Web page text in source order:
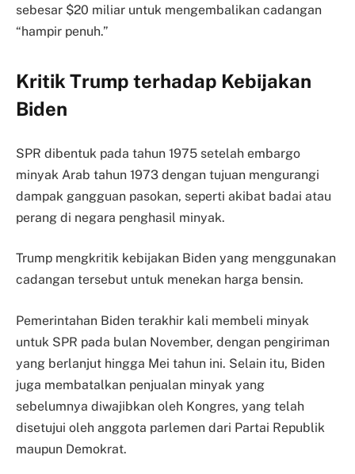
sebesar $20 miliar untuk mengembalikan cadangan
“hampir penuh.”
Kritik Trump terhadap Kebijakan
Biden
SPR dibentuk pada tahun 1975 setelah embargo
minyak Arab tahun 1973 dengan tujuan mengurangi
dampak gangguan pasokan, seperti akibat badai atau
perang di negara penghasil minyak.
Trump mengkritik kebijakan Biden yang menggunakan
cadangan tersebut untuk menekan harga bensin.
Pemerintahan Biden terakhir kali membeli minyak
untuk SPR pada bulan November, dengan pengiriman
yang berlanjut hingga Mei tahun ini. Selain itu, Biden
juga membatalkan penjualan minyak yang
sebelumnya diwajibkan oleh Kongres, yang telah
disetujui oleh anggota parlemen dari Partai Republik
maupun Demokrat.